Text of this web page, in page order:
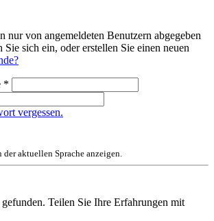
nur von angemeldeten Benutzern abgegeben
sich ein, oder erstellen Sie einen neuen
*
vergessen.
aktuellen Sprache anzeigen.
Teilen Sie Ihre Erfahrungen mit